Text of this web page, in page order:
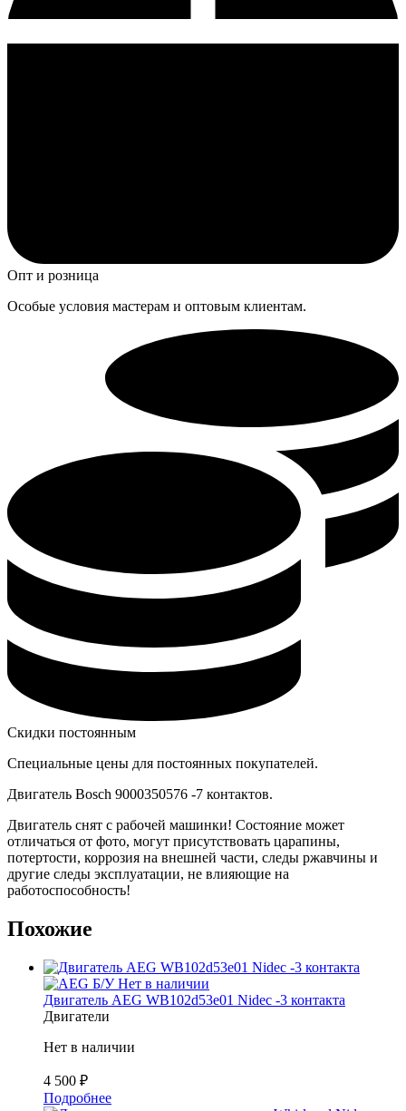
Опт и розница
Особые условия мастерам и оптовым клиентам.
Скидки постоянным
Специальные цены для постоянных покупателей.
Двигатель Bosch 9000350576 -7 контактов.
Двигатель снят с рабочей машинки! Состояние может
отличаться от фото, могут присутствовать царапины,
потертости, коррозия на внешней части, следы ржавчины и
другие следы эксплуатации, не влияющие на
работоспособность!
Похожие
Б/У Нет в наличии
Двигатель AEG WB102d53e01 Nidec -3 контакта
Двигатели
Нет в наличии
4 500 ₽
Подробнее